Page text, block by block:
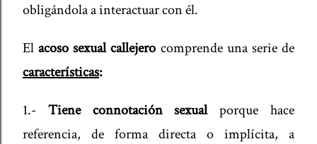
obligándola a interactuar con él.
Elacoso sexual callejero comprende una serie de
características:
1.- Tiene connotación sexualporque hace
referencia, de forma directa o implícita, a